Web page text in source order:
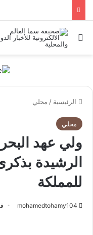
بحث عن
الرئيسية / محلي
محلي
ولي عهد
الرشيدة
للمملكة
mohamedtohamy104